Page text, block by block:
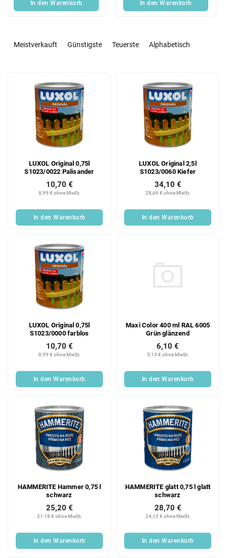
In den Warenkorb In den Warenkorb
Meistverkauft Günstigste Teuerste Alphabetisch
LUXOL Original 0,75l
S1023/0022 Palisander
8,99 € ohne MwSt.
10,70 €
In den Warenkorb
LUXOL Original 2,5l
S1023/0060 Kiefer
28,66 € ohne MwSt.
34,10 €
In den Warenkorb
LUXOL Original 0,75l
S1023/0000 farblos
8,99 € ohne MwSt.
10,70 €
In den Warenkorb
Maxi Color 400 ml RAL 6005
Grün glänzend
5,13 € ohne MwSt.
6,10 €
In den Warenkorb
HAMMERITE Hammer 0,75 l
schwarz
21,18 € ohne MwSt.
25,20 €
In den Warenkorb
HAMMERITE glatt 0,75 l glatt
schwarz
24,12 € ohne MwSt.
28,70 €
In den Warenkorb